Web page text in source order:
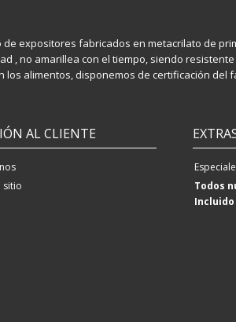
expositores fabricados en metacrilato de
, no amarillea con el tiempo, siendo
alimentos, disponemos de certificación del
AL CLIENTE
sitio
Todos
Incluido